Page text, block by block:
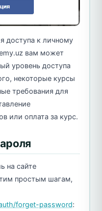
доступа к личному
вам может
уровень доступа
некоторые курсы
требования для
или оплата за курс.
на сайте
простым шагам,
forget-password: